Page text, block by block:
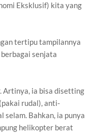
Eksklusif) kita yang
tertipu tampilannya
senjata
Artinya, ia bisa disetting
rudal), anti-
selam. Bahkan, ia punya
helikopter berat